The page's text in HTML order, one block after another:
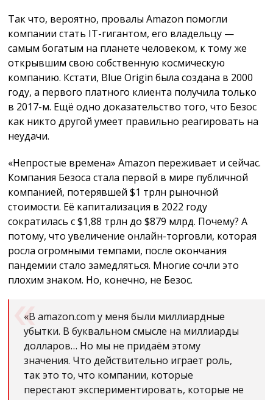
Так что, вероятно, провалы Amazon помогли
компании стать IT-гигантом, его владельцу —
самым богатым на планете человеком, к тому же
открывшим свою собственную космическую
компанию. Кстати, Blue Origin была создана в 2000
году, а первого платного клиента получила только
в 2017-м. Ещё одно доказательство того, что Безос
как никто другой умеет правильно реагировать на
неудачи.
«Непростые времена» Amazon переживает и сейчас.
Компания Безоса стала первой в мире публичной
компанией, потерявшей $1 трлн рыночной
стоимости. Её капитализация в 2022 году
сократилась с $1,88 трлн до $879 млрд. Почему? А
потому, что увеличение онлайн-торговли, которая
росла огромными темпами, после окончания
пандемии стало замедляться. Многие сочли это
плохим знаком. Но, конечно, не Безос.
«В amazon.com у меня были миллиардные
убытки. В буквальном смысле на миллиарды
долларов… Но мы не придаём этому
значения. Что действительно играет роль,
так это то, что компании, которые
перестают экспериментировать, которые не